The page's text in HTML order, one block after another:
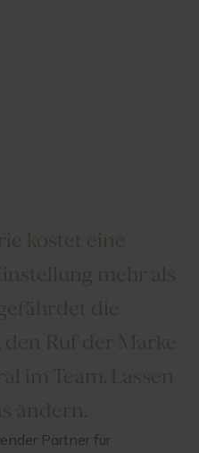
kostet eine
mehr als
die
Ruf der Marke
im Team. Lassen
ändern.
Partner für